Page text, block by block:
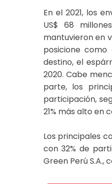
En el 2021, los
US$ 68
mantuvieron en
posicione
destino, el
2020. Cabe
parte, los
participación,
21% más alto en
Los principales
con 32% de
Green Perú S.A.,